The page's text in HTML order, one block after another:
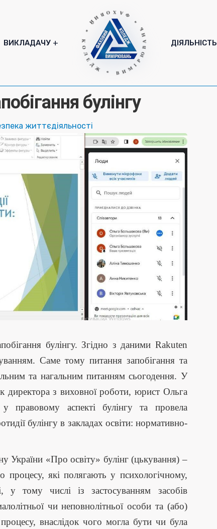
ВИКЛАДАЧУ * ФАХОВИЙ * КОЛЕДЖ * ВИМІРЮВАНЬ ДІЯЛЬНІСТЬ
булінгу
життєдіяльності
булінгу. Згідно з даними Rakuten
Саме тому питання запобігання та
та нагальним питанням сьогодення. У
з виховної роботи, юрист Ольга
у правовому аспекті булінгу та провела
булінгу в закладах освіти: нормативно-
України «Про освіту» булінг (цькування) –
процесу, які полягають у психологічному,
у тому числі із застосуванням засобів
чи неповнолітньої особи та (або)
внаслідок чого могла бути чи була